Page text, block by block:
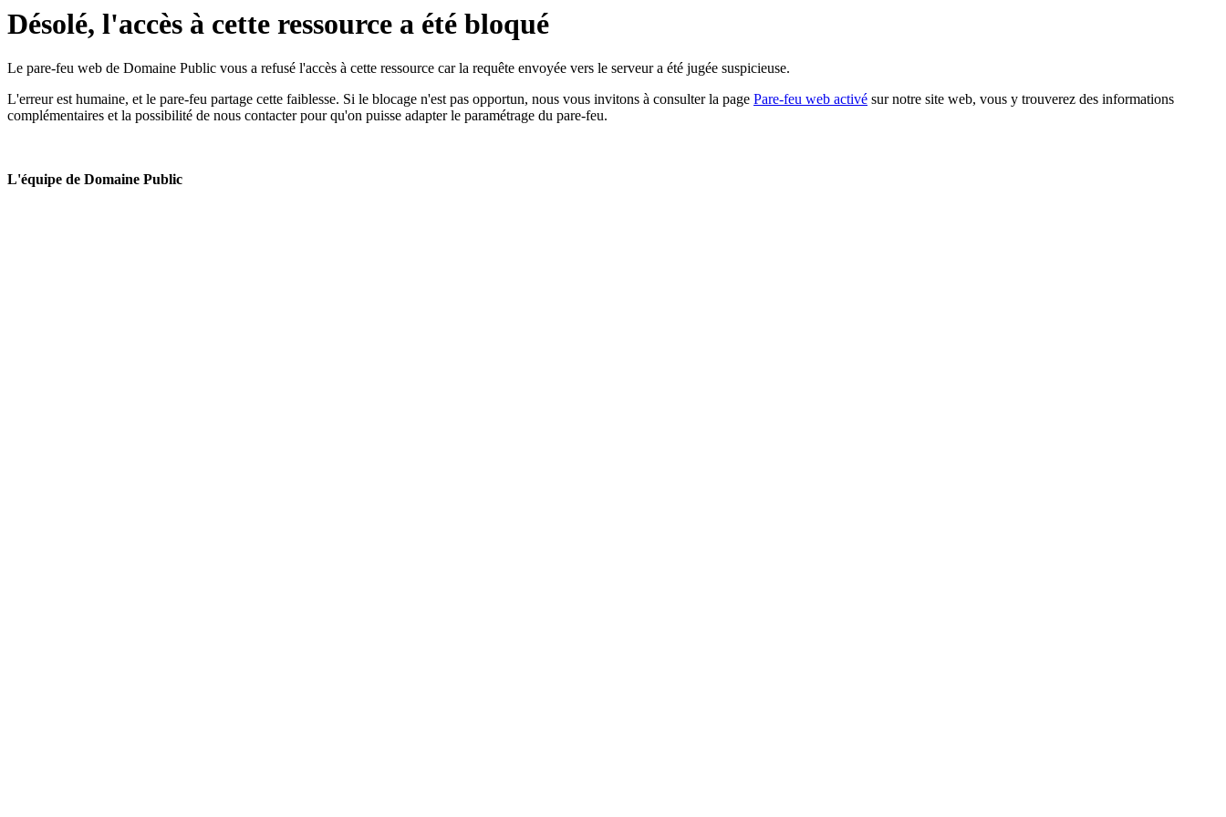
Désolé, l'accès à cette ressource a été bloqué
Le pare-feu web de Domaine Public vous a refusé l'accès à cette ressource car la requête envoyée vers le serveur a été jugée suspicieuse.
L'erreur est humaine, et le pare-feu partage cette faiblesse. Si le blocage n'est pas opportun, nous vous invitons à consulter la page Pare-feu web activé sur notre site web, vous y trouverez des informations
complémentaires et la possibilité de nous contacter pour qu'on puisse adapter le paramétrage du pare-feu.
L'équipe de Domaine Public